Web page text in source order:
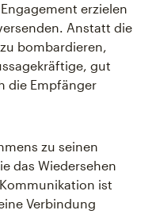
erzielen
Anstatt die
bombardieren,
gut
die Empfänger
zu seinen
das Wiedersehen
ist
Verbindung